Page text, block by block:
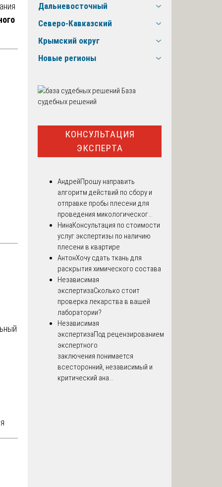
Дальневосточный
Северо-Кавказский
Крымский округ
Новые регионы
База
судебных решений
КОНСУЛЬТАЦИЯ
ЭКСПЕРТА
АндрейПрошу направить
алгоритм действий по сбору и
отправке пробы плесени для
проведения микологическог...
НинаКонсультация по стоимости
услуг экспертизы по наличию
плесени в квартире
АнтонХочу сдать ткань для
раскрытия химического состава
Независимая
экспертизаСколько стоит
проверка лекарства в вашей
лаборатории?
Независимая
экспертизаПод рецензированием
экспертного
заключения понимается
всесторонний, независимый и
критический ана...